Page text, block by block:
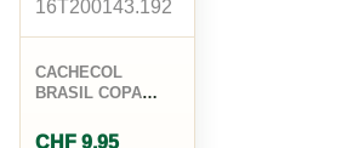
CACHECOL
BRASIL COPA
AMARELO
CHF 9,95